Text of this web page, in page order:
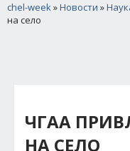
chel-week»Новости »
на село
ЧГАА
НА СЕЛО